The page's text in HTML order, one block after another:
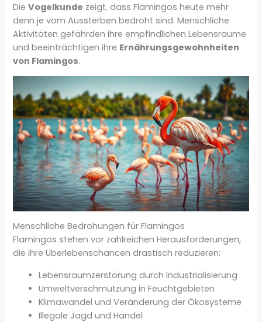
DieVogelkunde zeigt, dass Flamingos heute mehr
denn je vom Aussterben bedroht sind. Menschliche
Aktivitäten gefährden ihre empfindlichen Lebensräume
und beeinträchtigen ihre Ernährungsgewohnheiten
von Flamingos.
Menschliche Bedrohungen für Flamingos
Flamingos stehen vor zahlreichen Herausforderungen,
die ihre Überlebenschancen drastisch reduzieren:
Lebensraumzerstörung durch Industrialisierung
Umweltverschmutzung in Feuchtgebieten
Klimawandel und Veränderung der Ökosysteme
Illegale Jagd und Handel